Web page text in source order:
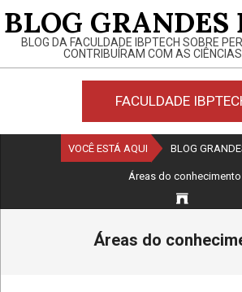
to
content
BLOG GRANDES
BLOG DA FACULDADE IBPTECH SOBRE
CONTRIBUÍRAM COM AS
FACULDADE
VOCÊ ESTÁ AQUI BLOG
Áreas do conhecimento
Áreas do